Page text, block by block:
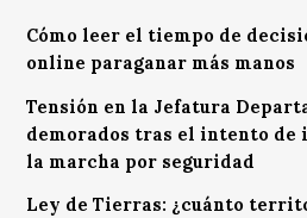
Cómo leer el tiempo de
online paraganar más manos
Tensión en la Jefatura
demorados tras el intento de
la marcha por seguridad
Ley de Tierras: ¿cuánto